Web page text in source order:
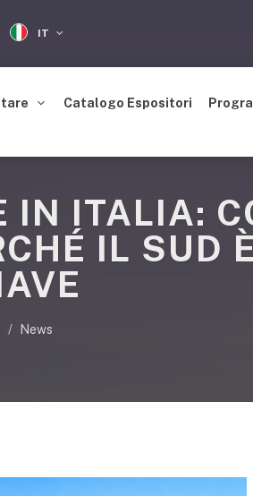
IT
Catalogo Espositori
IN ITALIA:
IL SUD
News